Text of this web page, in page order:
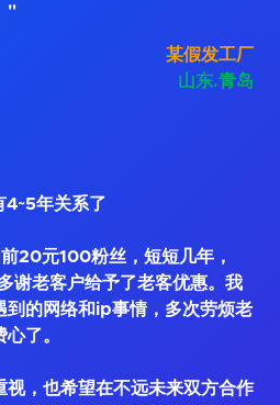
"
某假发工厂
山东.青岛
年关系了
20元100粉丝，短短几年，
谢老客户给予了老客优惠。我
到的网络和ip事情，多次劳烦老
了。
视，也希望在不远未来双方合作